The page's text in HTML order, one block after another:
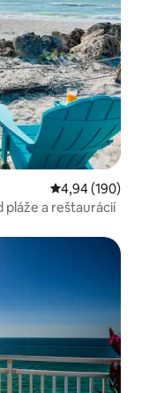
Priemerné
4,94 (190)
pláže a reštaurácií